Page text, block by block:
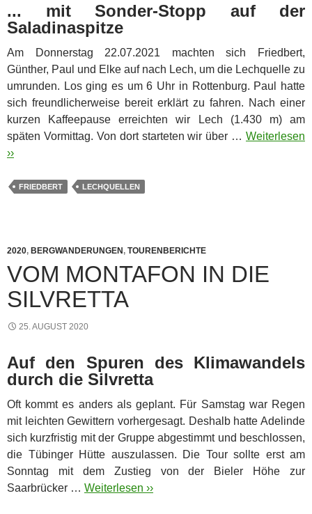
... mit Sonder-Stopp auf der
Saladinaspitze
Am Donnerstag 22.07.2021 machten sich Friedbert,
Günther, Paul und Elke auf nach Lech, um die Lechquelle zu
umrunden. Los ging es um 6 Uhr in Rottenburg. Paul hatte
sich freundlicherweise bereit erklärt zu fahren. Nach einer
kurzen Kaffeepause erreichten wir Lech (1.430 m) am
späten Vormittag. Von dort starteten wir über … Weiterlesen
››
FRIEDBERT LECHQUELLEN
2020, BERGWANDERUNGEN, TOURENBERICHTE
VOM MONTAFON IN DIE
SILVRETTA
25. AUGUST 2020
Auf den Spuren des Klimawandels
durch die Silvretta
Oft kommt es anders als geplant. Für Samstag war Regen
mit leichten Gewittern vorhergesagt. Deshalb hatte Adelinde
sich kurzfristig mit der Gruppe abgestimmt und beschlossen,
die Tübinger Hütte auszulassen. Die Tour sollte erst am
Sonntag mit dem Zustieg von der Bieler Höhe zur
Saarbrücker … Weiterlesen ››